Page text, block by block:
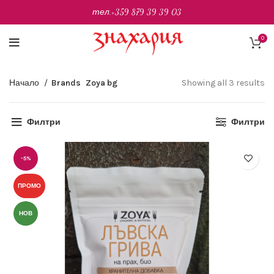
0
Начало Brands Zoya bg Showing all 3 results
Филтри Филтри
-5%
ПРОМО
НОВ
тел.+359 879 39 39 03